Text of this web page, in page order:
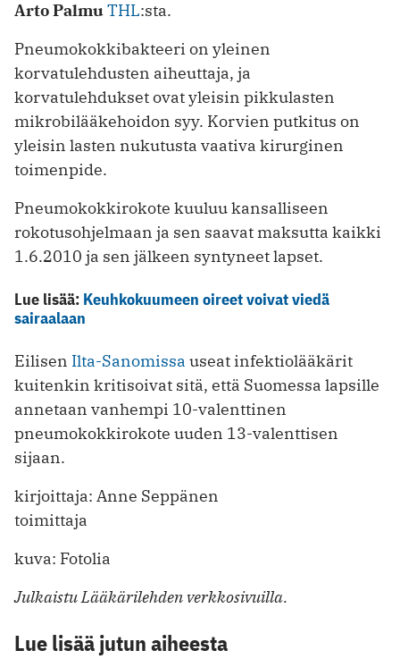
Arto PalmuTHL:sta.
Pneumokokkibakteeri on yleinen
korvatulehdusten aiheuttaja, ja
korvatulehdukset ovat yleisin pikkulasten
mikrobilääkehoidon syy. Korvien putkitus on
yleisin lasten nukutusta vaativa kirurginen
toimenpide.
Pneumokokkirokote kuuluu kansalliseen
rokotusohjelmaan ja sen saavat maksutta kaikki
1.6.2010 ja sen jälkeen syntyneet lapset.
Lue lisää: Keuhkokuumeen oireet voivat viedä
sairaalaan
Eilisen Ilta-Sanomissa useat infektiolääkärit
kuitenkin kritisoivat sitä, että Suomessa lapsille
annetaan vanhempi 10-valenttinen
pneumokokkirokote uuden 13-valenttisen
sijaan.
kirjoittaja: Anne Seppänen
toimittaja
kuva: Fotolia
Julkaistu Lääkärilehden verkkosivuilla.
Lue lisää jutun aiheesta